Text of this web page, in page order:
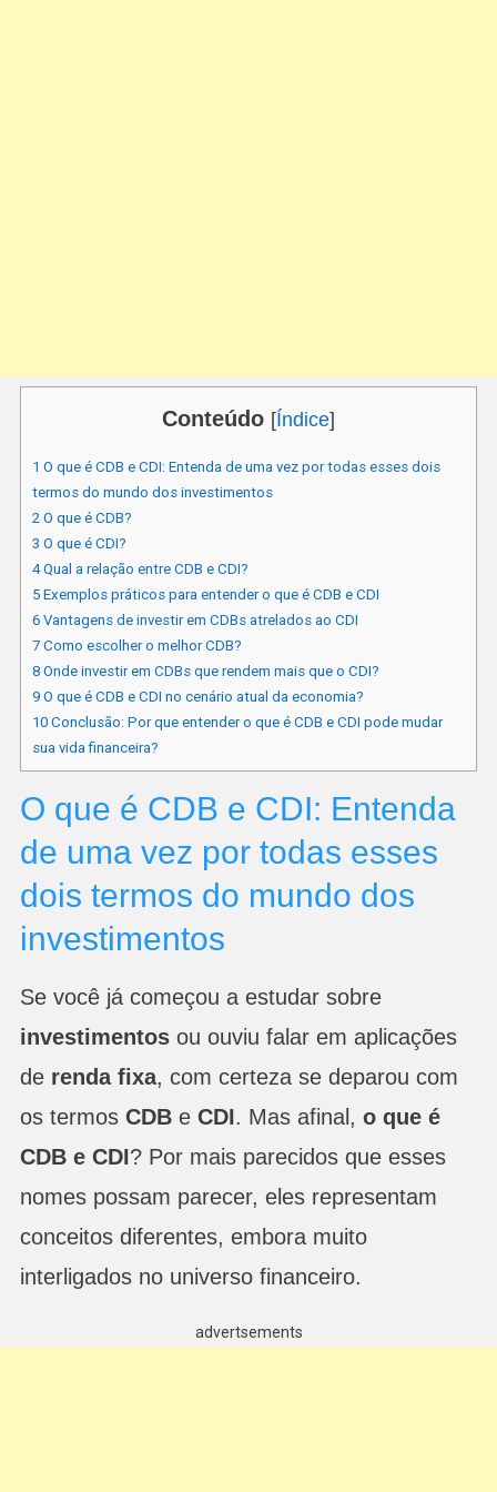
Conteúdo [Índice]
1 O que é CDB e CDI: Entenda de uma vez por todas esses dois
termos do mundo dos investimentos
2 O que é CDB?
3 O que é CDI?
4Qual a relação entre CDB e CDI?
5Exemplos práticos para entender o que é CDB e CDI
6Vantagens de investir em CDBs atrelados ao CDI
7Como escolher o melhor CDB?
8Onde investir em CDBs que rendem mais que o CDI?
9O que é CDB e CDI no cenário atual da economia?
10Conclusão: Por que entender o que é CDB e CDI pode mudar
sua vida financeira?
O que é CDB e CDI: Entenda
de uma vez por todas esses
dois termos do mundo dos
investimentos
Se você já começou a estudar sobre
investimentosou ouviu falar em aplicações
de renda fixa, com certeza se deparou com
os termos CDBe CDI. Mas afinal, o que é
CDB e CDI? Por mais parecidos que esses
nomes possam parecer, eles representam
conceitos diferentes, embora muito
interligados no universo financeiro.
advertsements